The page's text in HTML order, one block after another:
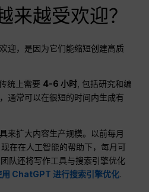
来越受欢迎？
迎，是因为它们能缩短创建高质
统上需要 4-6 小时 , 包括研究和编
通常可以在很短的时间内生成有
来扩大内容生产规模。以前每月
在在人工智能的帮助下，每月可
队还将写作工具与搜索引擎优化
用 ChatGPT 进行搜索引擎优化.